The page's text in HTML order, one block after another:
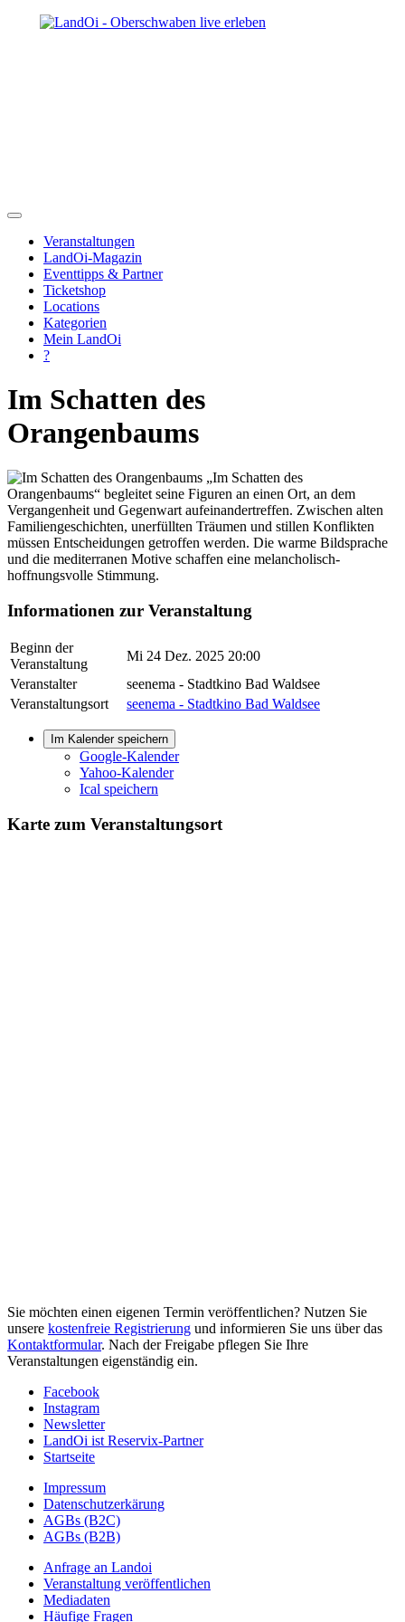
Veranstaltungen
LandOi-Magazin
Eventtipps & Partner
Ticketshop
Locations
Kategorien
Mein LandOi
?
Im Schatten des
Orangenbaums
„Im Schatten des
Orangenbaums“ begleitet seine Figuren an einen Ort, an dem
Vergangenheit und Gegenwart aufeinandertreffen. Zwischen alten
Familiengeschichten, unerfüllten Träumen und stillen Konflikten
müssen Entscheidungen getroffen werden. Die warme Bildsprache
und die mediterranen Motive schaffen eine melancholisch-
hoffnungsvolle Stimmung.
Informationen zur Veranstaltung
Beginn der
Veranstaltung
Mi 24 Dez. 2025 20:00
Veranstalter
seenema - Stadtkino Bad Waldsee
Veranstaltungsort
seenema - Stadtkino Bad Waldsee
Im Kalender speichern
Google-Kalender
Yahoo-Kalender
Ical speichern
Karte zum Veranstaltungsort
Sie möchten einen eigenen Termin veröffentlichen? Nutzen Sie
unsere kostenfreie Registrierung und informieren Sie uns über das
Kontaktformular. Nach der Freigabe pflegen Sie Ihre
Veranstaltungen eigenständig ein.
Facebook
Instagram
Newsletter
LandOi ist Reservix-Partner
Startseite
Impressum
Datenschutzerkärung
AGBs (B2C)
AGBs (B2B)
Anfrage an Landoi
Veranstaltung veröffentlichen
Mediadaten
Häufige Fragen